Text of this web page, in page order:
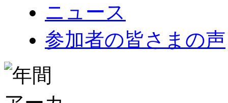
ニュース
参加者の皆さまの声